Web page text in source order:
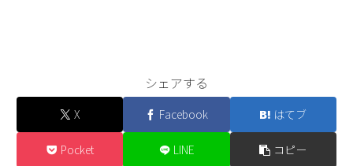
シェアする
X Facebook はてブ
Pocket LINE コピー